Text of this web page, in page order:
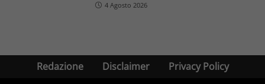
4 Agosto 2026
Redazione Disclaimer Privacy Policy